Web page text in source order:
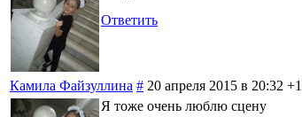
Ответить
Камила Файзуллина # 20 апреля 2015 в 20:32 +1
Я тоже очень люблю сцену